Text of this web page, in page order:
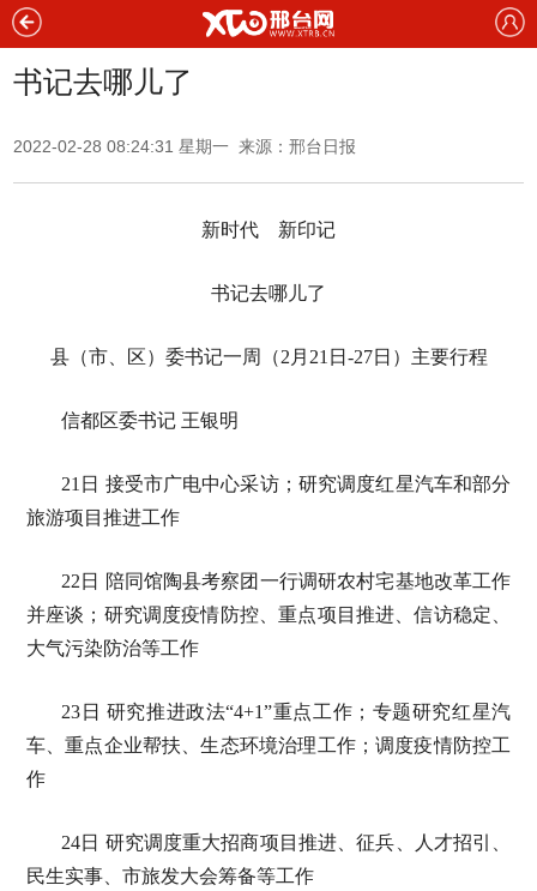
书记去哪儿了
2022-02-28 08:24:31 星期一 来源：邢台日报
新时代 新印记
书记去哪儿了
县（市、区）委书记一周（2月21日-27日）主要行程
信都区委书记 王银明
21日 接受市广电中心采访；研究调度红星汽车和部分
旅游项目推进工作
22日 陪同馆陶县考察团一行调研农村宅基地改革工作
并座谈；研究调度疫情防控、重点项目推进、信访稳定、
大气污染防治等工作
23日 研究推进政法“4+1”重点工作；专题研究红星汽
车、重点企业帮扶、生态环境治理工作；调度疫情防控工
作
24日 研究调度重大招商项目推进、征兵、人才招引、
民生实事、市旅发大会筹备等工作